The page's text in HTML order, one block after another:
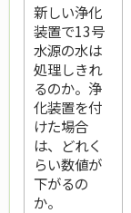
新しい浄化
装置で13号
水源の水は
処理しきれ
るのか。浄
化装置を付
けた場合
は、どれく
らい数値が
下がるの
か。